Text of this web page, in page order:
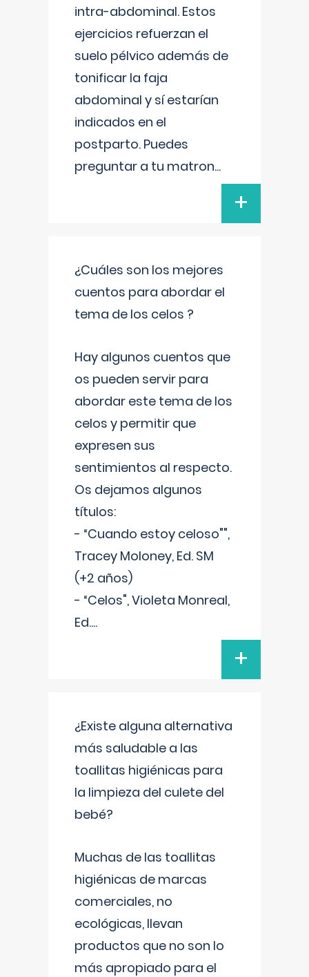
intra-abdominal. Estos
ejercicios refuerzan el
suelo pélvico además de
tonificar la faja
abdominal y sí estarían
indicados en el
postparto. Puedes
preguntar a tu matron...
+
¿Cuáles son los mejores
cuentos para abordar el
tema de los celos ?
Hay algunos cuentos que
os pueden servir para
abordar este tema de los
celos y permitir que
expresen sus
sentimientos al respecto.
Os dejamos algunos
títulos:
- “Cuando estoy celoso"",
Tracey Moloney, Ed. SM
(+2 años)
- “Celos", Violeta Monreal,
Ed....
+
¿Existe alguna alternativa
más saludable a las
toallitas higiénicas para
la limpieza del culete del
bebé?
Muchas de las toallitas
higiénicas de marcas
comerciales, no
ecológicas, llevan
productos que no son lo
más apropiado para el